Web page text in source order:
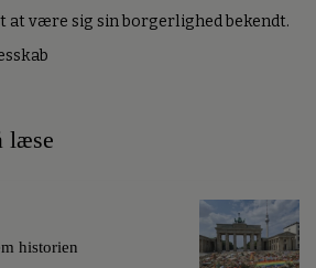
at være sig sin borgerlighed bekendt.
læse
historien